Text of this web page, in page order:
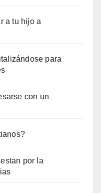
a tu hijo a
para
con un
por la